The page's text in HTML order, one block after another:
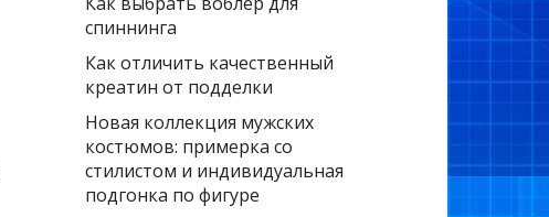
спиннинга
Как отличить качественный
креатин от подделки
Новая коллекция мужских
костюмов: примерка со
стилистом и индивидуальная
подгонка по фигуре